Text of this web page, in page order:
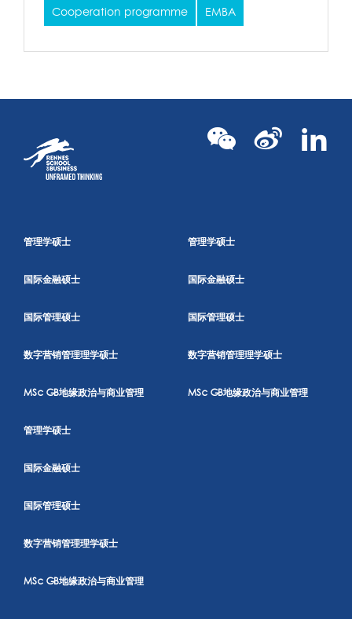
Cooperation programme EMBA
管理学硕士
国际金融硕士
国际管理硕士
数字营销管理理学硕士
MSc GB地缘政治与商业管理
管理学硕士
国际金融硕士
国际管理硕士
数字营销管理理学硕士
MSc GB地缘政治与商业管理
管理学硕士
国际金融硕士
国际管理硕士
数字营销管理理学硕士
MSc GB地缘政治与商业管理